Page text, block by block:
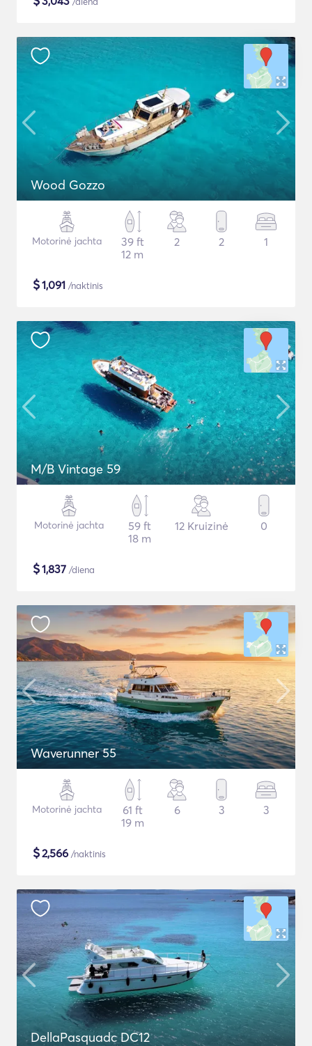
Wood Gozzo
Motorinė jachta
39 ft
12 m
2 2 1
$1,091 /naktinis
M/B Vintage 59
Motorinė jachta
59 ft
18 m
12 Kruizinė 0
$1,837 /diena
Waverunner 55
Motorinė jachta
61 ft
19 m
6 3 3
$2,566 /naktinis
DellaPasquadc DC12